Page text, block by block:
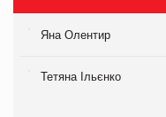
Яна Олентир
Тетяна Ільєнко